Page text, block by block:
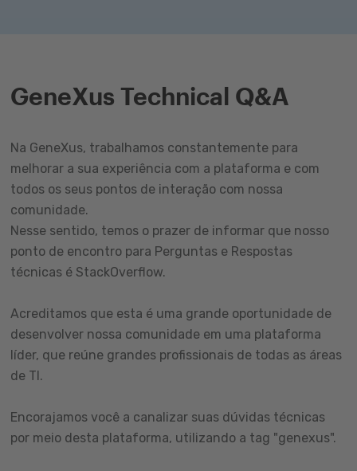
GeneXus Technical Q&A
Na GeneXus, trabalhamos constantemente para
melhorar a sua experiência com a plataforma e com
todos os seus pontos de interação com nossa
comunidade.
Nesse sentido, temos o prazer de informar que nosso
ponto de encontro para Perguntas e Respostas
técnicas é StackOverflow.
Acreditamos que esta é uma grande oportunidade de
desenvolver nossa comunidade em uma plataforma
líder, que reúne grandes profissionais de todas as áreas
de TI.
Encorajamos você a canalizar suas dúvidas técnicas
por meio desta plataforma, utilizando a tag "genexus".